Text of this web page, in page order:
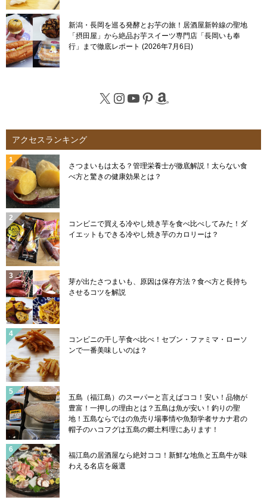
新潟・長岡を巡る発酵とお芋の旅！居酒屋新幹線の聖地
「摂田屋」から絶品お芋スイーツ専門店「長岡いも奉
行」まで徹底レポート
2026年7月6日
X Instagram
YouTube
Pinterest
Amazon
アクセスランキング
さつまいもは太る？管理栄養士が徹底解説！太らない食
べ方と驚きの健康効果とは？
コンビニで買える冷やし焼き芋を食べ比べしてみた！ダ
イエットもできる冷やし焼き芋のカロリーは？
芽が出たさつまいも、原因は保存方法？食べ方と長持ち
させるコツを解説
コンビニの干し芋食べ比べ！セブン・ファミマ・ローソ
ンで一番美味しいのは？
五島（福江島）のスーパーと言えばココ！安い！品物が
豊富！一押しの理由とは？五島は魚が安い！釣りの聖
地！五島ならではの魚売り場事情や魚類学者サカナ君の
帽子のハコフグは五島の郷土料理にあります！
福江島の居酒屋なら絶対ココ！新鮮な地魚と五島牛が味
わえる名店を厳選